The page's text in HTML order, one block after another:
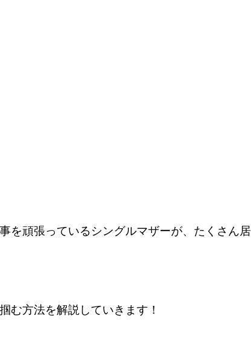
を頑張っているシングルマザーが、たくさん
む方法を解説していきます！